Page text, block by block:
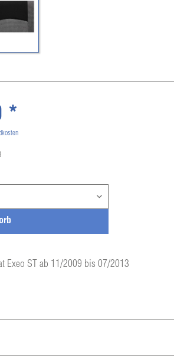
Exeo ST ab 11/2009 bis 07/2013
*